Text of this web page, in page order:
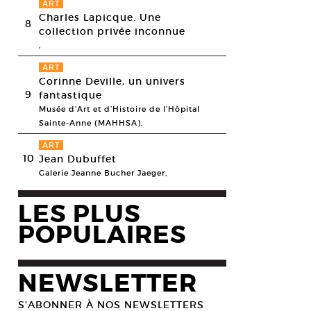
8
ART
Charles Lapicque. Une
collection privée inconnue
,
9
ART
Corinne Deville, un univers
fantastique
Musée d’Art et d’Histoire de l’Hôpital
Sainte-Anne (MAHHSA),
10
ART
Jean Dubuffet
Galerie Jeanne Bucher Jaeger,
LES PLUS
POPULAIRES
NEWSLETTER
S’ABONNER À NOS NEWSLETTERS